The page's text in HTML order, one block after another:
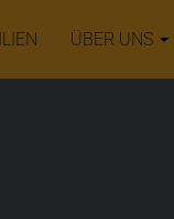
ÜBER UNS